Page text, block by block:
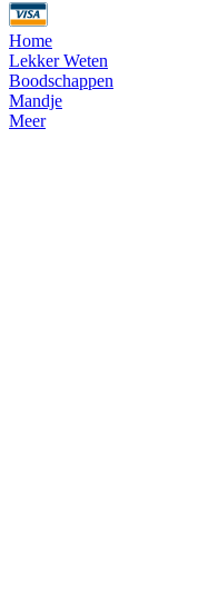
Home
Lekker Weten
Boodschappen
Mandje
Meer